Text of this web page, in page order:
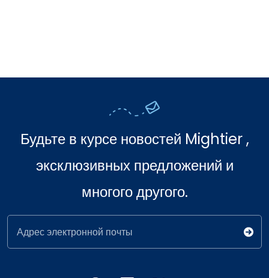
Будьте в курсе новостей Mightier ,
эксклюзивных предложений и
многого другого.
Адрес электронной почты